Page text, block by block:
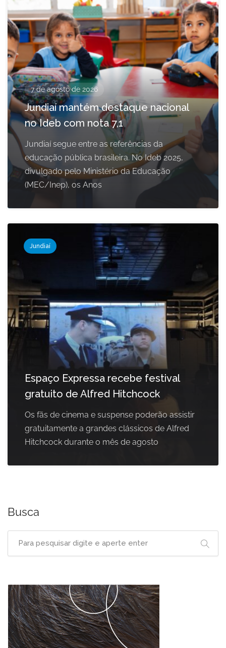
7 de agosto de 2026
Jundiaí mantém destaque nacional
no Ideb com nota 7,1
Jundiaí segue entre as referências da
educação pública brasileira. No Ideb 2025,
divulgado pelo Ministério da Educação
(MEC/Inep), os Anos
Jundiaí
Espaço Expressa recebe festival
gratuito de Alfred Hitchcock
Os fãs de cinema e suspense poderão assistir
gratuitamente a grandes clássicos de Alfred
Hitchcock durante o mês de agosto
Busca